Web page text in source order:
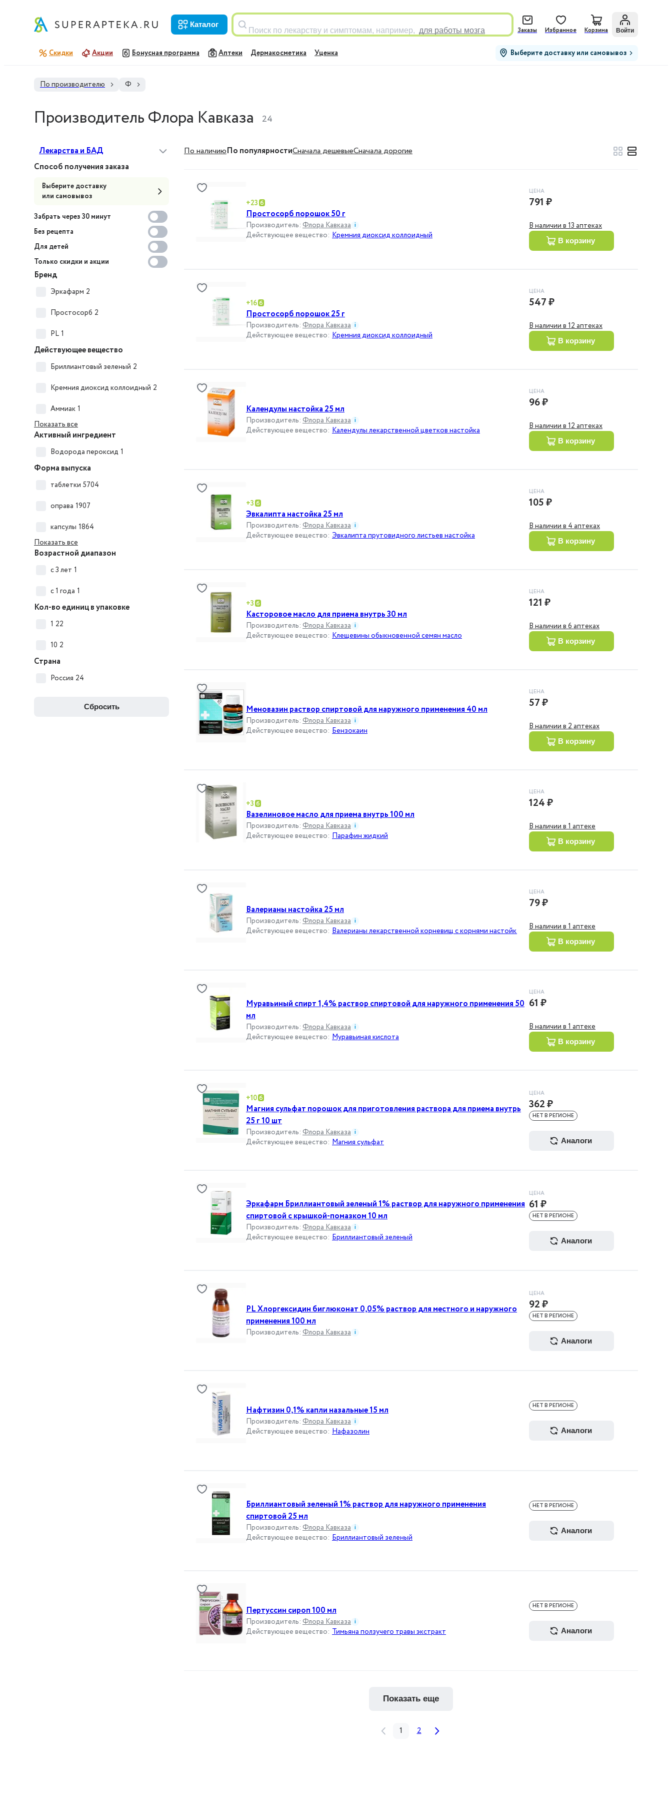
каталог
Поиск по лекарству и симптомам, например, для работы мозга Заказы Избранное Корзина Войти
Скидки Акции Бонусная программа Аптеки Дермакосметика Уценка Выберите доставку или самовывоз
По производителю Ф
Производитель Флора Кавказа 24
Лекарства и БАД
Способ получения заказа
Выберите доставку
или самовывоз
Забрать через 30 минут
Без рецепта
Для детей
Только скидки и акции
Бренд
Эркафарм 2
Простосорб 2
PL 1
Действующее вещество
Бриллиантовый зеленый 2
Кремния диоксид коллоидный 2
Аммиак 1
Показать все
Активный ингредиент
Водорода пероксид 1
Форма выпуска
таблетки 5704
оправа 1907
капсулы 1864
Показать все
Возрастной диапазон
с 3 лет 1
с 1 года 1
Кол-во единиц в упаковке
1 22
10 2
Страна
Россия 24
сбросить
По наличию По популярностиCначала дешевыеCначала дорогие
+23
Простосорб порошок 50 г
Производитель : Флора Кавказа i
Действующее вещество : Кремния диоксид коллоидный
ЦЕНА
791 ₽
В наличии в 13 аптеках
в корзину
+16
Простосорб порошок 25 г
Производитель : Флора Кавказа i
Действующее вещество : Кремния диоксид коллоидный
ЦЕНА
547 ₽
В наличии в 12 аптеках
в корзину
Календулы настойка 25 мл
Производитель : Флора Кавказа i
Действующее вещество : Календулы лекарственной цветков настойка
ЦЕНА
96 ₽
В наличии в 12 аптеках
в корзину
+3
Эвкалипта настойка 25 мл
Производитель : Флора Кавказа i
Действующее вещество : Эвкалипта прутовидного листьев настойка
ЦЕНА
105 ₽
В наличии в 4 аптеках
в корзину
+3
Касторовое масло для приема внутрь 30 мл
Производитель : Флора Кавказа i
Действующее вещество : Клещевины обыкновенной семян масло
ЦЕНА
121 ₽
В наличии в 6 аптеках
в корзину
Меновазин раствор спиртовой для наружного применения 40 мл
Производитель : Флора Кавказа i
Действующее вещество : Бензокаин
ЦЕНА
57 ₽
В наличии в 2 аптеках
в корзину
+3
Вазелиновое масло для приема внутрь 100 мл
Производитель : Флора Кавказа i
Действующее вещество : Парафин жидкий
ЦЕНА
124 ₽
В наличии в 1 аптеке
в корзину
Валерианы настойка 25 мл
Производитель : Флора Кавказа i
Действующее вещество : Валерианы лекарственной корневищ с корнями настойка
ЦЕНА
79 ₽
В наличии в 1 аптеке
в корзину
Муравьиный спирт 1,4% раствор спиртовой для наружного применения 50
мл
Производитель : Флора Кавказа i
Действующее вещество : Муравьиная кислота
ЦЕНА
61 ₽
В наличии в 1 аптеке
в корзину
+10
Магния сульфат порошок для приготовления раствора для приема внутрь
25 г 10 шт
Производитель : Флора Кавказа i
Действующее вещество : Магния сульфат
ЦЕНА
362 ₽
НЕТ В РЕГИОНЕ
аналоги
Эркафарм Бриллиантовый зеленый 1% раствор для наружного применения
спиртовой с крышкой-помазком 10 мл
Производитель : Флора Кавказа i
Действующее вещество : Бриллиантовый зеленый
ЦЕНА
61 ₽
НЕТ В РЕГИОНЕ
аналоги
PL Хлоргексидин биглюконат 0,05% раствор для местного и наружного
применения 100 мл
Производитель : Флора Кавказа i
ЦЕНА
92 ₽
НЕТ В РЕГИОНЕ
аналоги
Нафтизин 0,1% капли назальные 15 мл
Производитель : Флора Кавказа i
Действующее вещество : Нафазолин
НЕТ В РЕГИОНЕ
аналоги
Бриллиантовый зеленый 1% раствор для наружного применения
спиртовой 25 мл
Производитель : Флора Кавказа i
Действующее вещество : Бриллиантовый зеленый
НЕТ В РЕГИОНЕ
аналоги
Пертуссин сироп 100 мл
Производитель : Флора Кавказа i
Действующее вещество : Тимьяна ползучего травы экстракт
НЕТ В РЕГИОНЕ
аналоги
показать еще
1 2